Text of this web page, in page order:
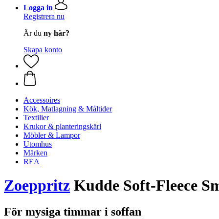
Logga in
Registrera nu
Är du ny här?
Skapa konto
Accessoires
Kök, Matlagning & Måltider
Textilier
Krukor & planteringskärl
Möbler & Lampor
Utomhus
Märken
REA
Zoeppritz Kudde Soft-Fleece
För mysiga timmar i soffan